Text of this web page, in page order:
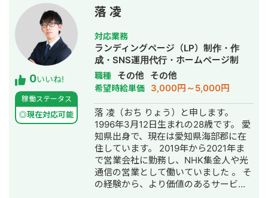
・インターン先にて自社サイトのSEO
対策を1人で担当し、月間アクセス数を
約7倍(3,000→約22,000)、月間問い合
わせ件数を1件から4〜5件まで成長。
・人材系SEOメディアにてKW「商標名
+評判」で1位、「転職エージェント お
すすめ」で10位以内を獲得。
#YouTube ・法人向けYouTubeチャン
ネル運営に立ち上げ時から携わり、チ
ャンネル登録者数4,000人、月間商談獲
得10〜15件達成。 →企画、台本作成、
撮影、編集、分析全て担当。 ■ 主な経
験業界 ・買取サービス ・不用品回収
・人材紹介：toC/toBいずれも経験あり
・営業代行 ・SaaS ・広告代理店 ・飲
食店 ・官公庁
した。SEO対策においては、ゼロから
立ち上げた新規サイトをニッチ市場で
サービスキーワード検索1位に導き、月
間1.5万PV、月商500万円の売上を実現
した実績があります。 エンジニア知識
を持ったSEOディレクターとして、大
量のページを作成するようないわゆる
データベース型のサイトの構築も得意
です。 競合が対応しきれないような細
かいキーワードまで対策して、お問合
せにつなげる戦略でお客様の売上に貢
献します。 少し珍しいキャリアの特徴
として、Fリーグ（フットサル日本トッ
プリーグ）のエスポラーダ北海道、バ
サジィ大分でプロ選手として活動しな
がらWeb制作の経験を積んできました
0いいね!
稼働ステータス
◎現在対応可能
落 凌
対応業務
ランディングページ（LP）制作・作
成・SNS運用代行・ホームページ制
作・作成
職種 その他 その他
希望時給単価 3,000円～5,000円
落 凌（おち りょう）と申します。
1996年3月12日生まれの28歳です。 愛
知県出身で、現在は愛知県海部郡に在
住しています。 2019年から2021年ま
で営業会社に勤務し、NHK集金人や光
通信の営業として働いていました 。 そ
の経験から、より価値のあるサービス